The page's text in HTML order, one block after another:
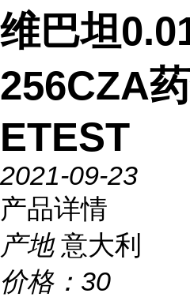
维巴坦
256CZA
ETEST
2021-09-23
产品详情
产地 意大利
价格： 30